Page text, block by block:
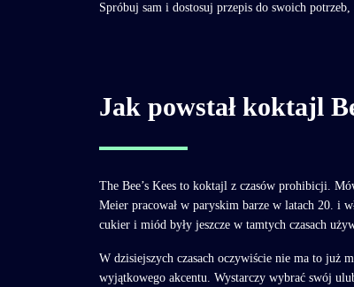
Spróbuj sam i dostosuj przepis do swoich
Jak powstał koktajl
The Bee’s Kees to koktajl z czasów prohibicji.
Meier pracował w paryskim barze w latach 20. i
cukier i miód były jeszcze w tamtych czasach
W dzisiejszych czasach oczywiście nie ma to już
wyjątkowego akcentu. Wystarczy wybrać swój